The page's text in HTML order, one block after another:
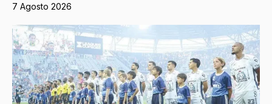
7 Agosto 2026